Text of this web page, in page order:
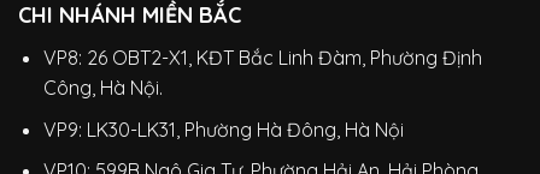
CHI NHÁNH MIỀN BẮC
VP8: 26 OBT2-X1, KĐT Bắc Linh Đàm, Phường Định
Công, Hà Nội.
VP9: LK30-LK31, Phường Hà Đông, Hà Nội